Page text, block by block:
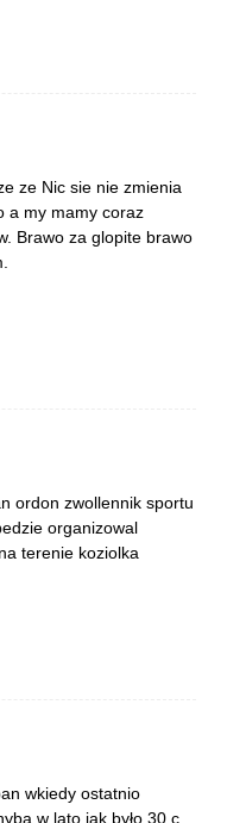
ze Nic sie nie zmienia
a my mamy coraz
Brawo za glopite brawo
ordon zwollennik sportu
organizowal
terenie koziolka
wkiedy ostatnio
w lato jak było 30 c